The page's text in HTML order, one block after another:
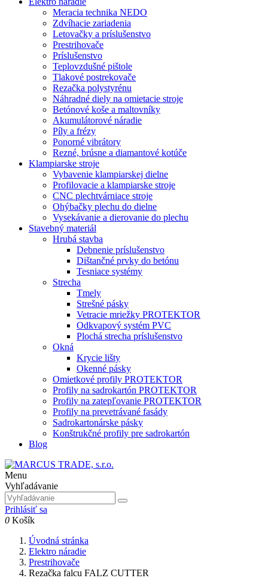
Meracia technika NEDO
Zdvíhacie zariadenia
Letovačky a príslušenstvo
Prestrihovače
Príslušenstvo
Teplovzdušné pištole
Tlakové postrekovače
Rezačka polystyrénu
Náhradné diely na omietacie stroje
Betónové koše a maltovníky
Akumulátorové náradie
Píly a frézy
Ponorné vibrátory
Rezné, brúsne a diamantové kotúče
Klampiarske stroje
Vybavenie klampiarskej dielne
Profilovacie a klampiarske stroje
CNC plechtvárniace stroje
Ohýbačky plechu do dielne
Vysekávanie a dierovanie do plechu
Stavebný materiál
Hrubá stavba
Debnenie príslušenstvo
Dištančné prvky do betónu
Tesniace systémy
Strecha
Tmely
Strešné pásky
Vetracie mriežky PROTEKTOR
Odkvapový systém PVC
Plochá strecha príslušenstvo
Okná
Krycie lišty
Okenné pásky
Omietkové profily PROTEKTOR
Profily na sadrokartón PROTEKTOR
Profily na zatepľovanie PROTEKTOR
Profily na prevetrávané fasády
Sadrokartonárske pásky
Konštrukčné profily pre sadrokartón
Blog
Menu
Vyhľadávanie
Prihlásiť sa
0 Košík
Úvodná stránka
Elektro náradie
Prestrihovače
Rezačka falcu FALZ CUTTER